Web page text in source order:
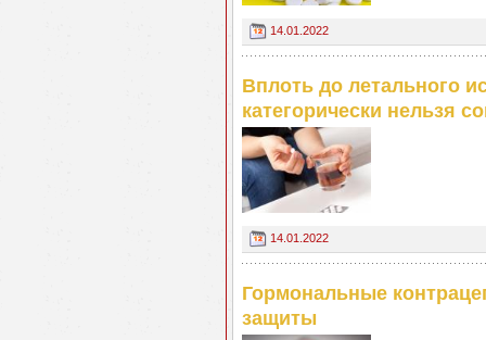
14.01.2022
Вплоть до летального
категорически нельзя
14.01.2022
Гормональные
защиты